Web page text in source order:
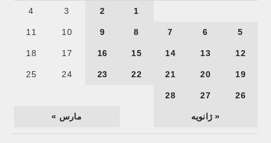
« ژانویه مارس »
1
2
3
4
5
6
7
8
9
10
11
12
13
14
15
16
17
18
19
20
21
22
23
24
25
26
27
28